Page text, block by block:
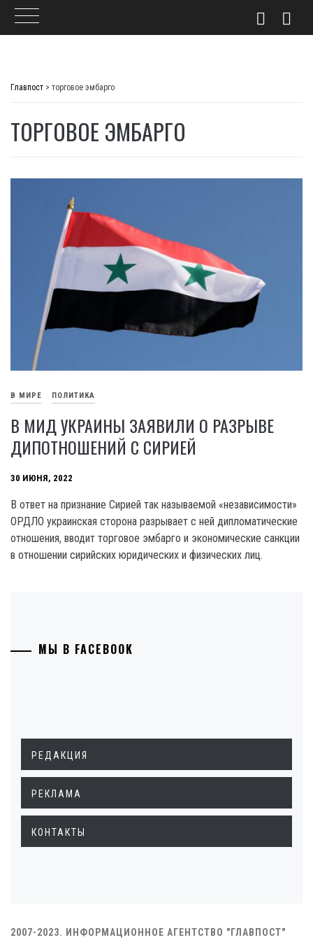
Главпост > торговое эмбарго
ТОРГОВОЕ ЭМБАРГО
В МИРЕ ПОЛИТИКА
В МИД УКРАИНЫ ЗАЯВИЛИ О РАЗРЫВЕ
ДИПОТНОШЕНИЙ С СИРИЕЙ
30 ИЮНЯ, 2022
В ответ на признание Сирией так называемой «независимости»
ОРДЛО украинская сторона разрывает с ней дипломатические
отношения, вводит торговое эмбарго и экономические санкции
в отношении сирийских юридических и физических лиц.
МЫ В FACEBOOK
РЕДАКЦИЯ
РЕКЛАМА
КОНТАКТЫ
2007-2023. ИНФОРМАЦИОННОЕ АГЕНТСТВО "ГЛАВПОСТ"